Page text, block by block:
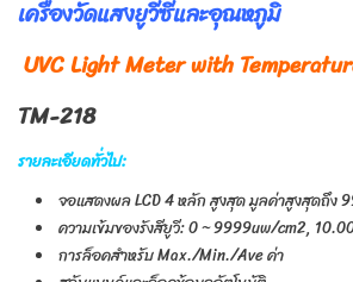
เครื่องวัดแสงยูวีซีและอุณหภูมิ
UVC Light Meter with
TM-218
รายละเอียดทั่วไป:
จอแสดงผล LCD 4 หลัก สูงสุด มูลค่าสูงสุดถึง
ความเข้มของรังสียูวี: 0 ~ 9999uw/cm2,
การล็อคสำหรับ Max./Min./Ave ค่า